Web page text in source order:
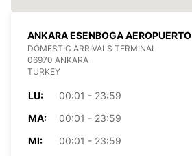
ANKARA ESENBOGA AEROPUERTO
DOMESTIC ARRIVALS TERMINAL
06970 ANKARA
TURKEY
LU:
00:01 - 23:59
MA:
00:01 - 23:59
MI:
00:01 - 23:59